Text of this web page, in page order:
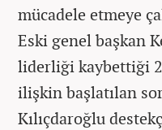
mücadele etmeye
Eski genel başkan
liderliği kaybettiği
ilişkin başlatılan
Kılıçdaroğlu